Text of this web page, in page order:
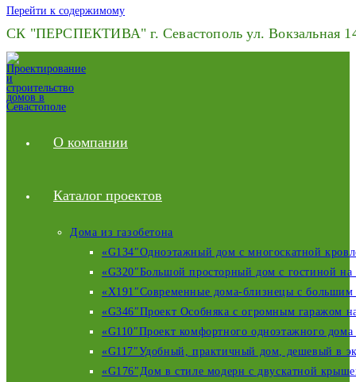
Перейти к содержимому
СК "ПЕРСПЕКТИВА" г. Севастополь ул. Вокзальная
О компании
Каталог проектов
Дома из газобетона
«G134″Одноэтажный дом с многоскатной
«G320″Большой просторный дом с гостиной
«X191″Современные дома-близнецы с
«G346″Проект Особняка с огромным гаражом
«G110″Проект комфортного одноэтажного
«G117″Удобный, практичный дом, дешевый в
«G176″Дом в стиле модерн с двускатной